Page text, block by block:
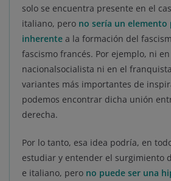
solo se encuentra presente en el
italiano, pero no sería un elemento
inherente a la formación del
fascismo francés. Por ejemplo, ni
nacionalsocialista ni en el
variantes más importantes de
podemos encontrar dicha unión
derecha.
Por lo tanto, esa idea podría, en
estudiar y entender el surgimiento
e italiano, pero no puede ser una